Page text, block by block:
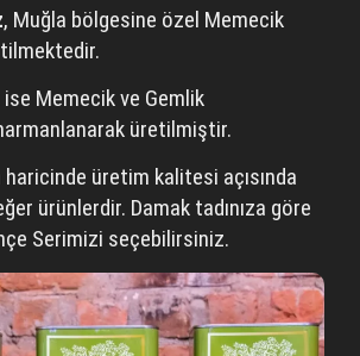
, Muğla bölgesine özel Memecik
ise Memecik ve Gemlik
üretilmiştir.
üretim kalitesi açısında
ürünlerdir. Damak tadınıza göre
Serimizi seçebilirsiniz.